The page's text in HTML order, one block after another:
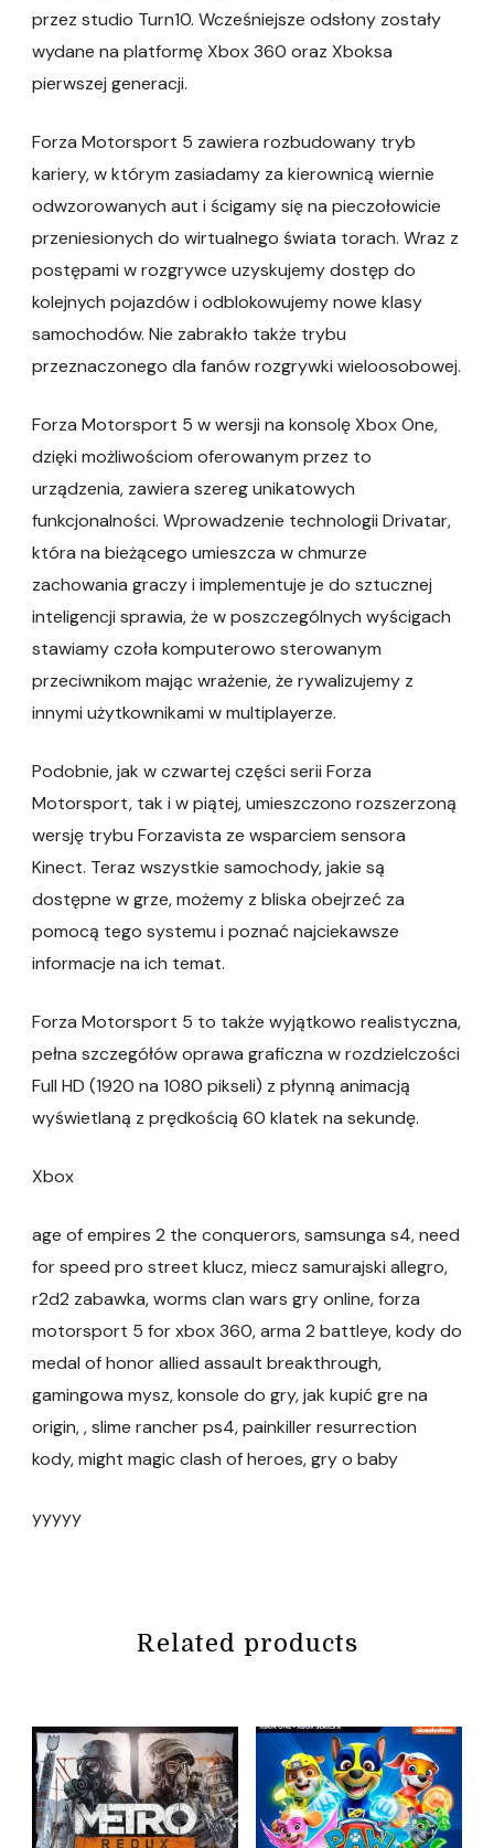
przez studio Turn10. Wcześniejsze odsłony zostały
wydane na platformę Xbox 360 oraz Xboksa
pierwszej generacji.
Forza Motorsport 5 zawiera rozbudowany tryb
kariery, w którym zasiadamy za kierownicą wiernie
odwzorowanych aut i ścigamy się na pieczołowicie
przeniesionych do wirtualnego świata torach. Wraz z
postępami w rozgrywce uzyskujemy dostęp do
kolejnych pojazdów i odblokowujemy nowe klasy
samochodów. Nie zabrakło także trybu
przeznaczonego dla fanów rozgrywki wieloosobowej.
Forza Motorsport 5 w wersji na konsolę Xbox One,
dzięki możliwościom oferowanym przez to
urządzenia, zawiera szereg unikatowych
funkcjonalności. Wprowadzenie technologii Drivatar,
która na bieżącego umieszcza w chmurze
zachowania graczy i implementuje je do sztucznej
inteligencji sprawia, że w poszczególnych wyścigach
stawiamy czoła komputerowo sterowanym
przeciwnikom mając wrażenie, że rywalizujemy z
innymi użytkownikami w multiplayerze.
Podobnie, jak w czwartej części serii Forza
Motorsport, tak i w piątej, umieszczono rozszerzoną
wersję trybu Forzavista ze wsparciem sensora
Kinect. Teraz wszystkie samochody, jakie są
dostępne w grze, możemy z bliska obejrzeć za
pomocą tego systemu i poznać najciekawsze
informacje na ich temat.
Forza Motorsport 5 to także wyjątkowo realistyczna,
pełna szczegółów oprawa graficzna w rozdzielczości
Full HD (1920 na 1080 pikseli) z płynną animacją
wyświetlaną z prędkością 60 klatek na sekundę.
Xbox
age of empires 2 the conquerors, samsunga s4, need
for speed pro street klucz, miecz samurajski allegro,
r2d2 zabawka, worms clan wars gry online, forza
motorsport 5 for xbox 360, arma 2 battleye, kody do
medal of honor allied assault breakthrough,
gamingowa mysz, konsole do gry, jak kupić gre na
origin, , slime rancher ps4, painkiller resurrection
kody, might magic clash of heroes, gry o baby
yyyyy
Related products